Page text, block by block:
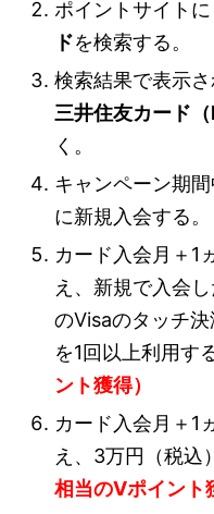
ポイントサイトに
ドを検索する。
検索結果で表示さ
三井住友カード（
く。
キャンペーン期間
に新規入会する。
カード入会月＋1
え、新規で入会
のVisaのタッチ
を1回以上利用する
ント獲得）
カード入会月＋1
え、3万円（税込
相当のVポイント